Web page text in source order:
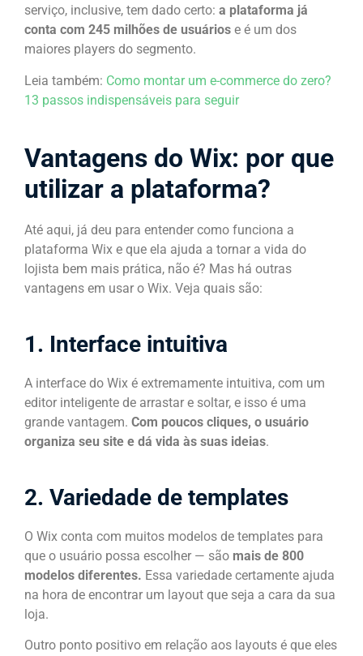
serviço, inclusive, tem dado certo: a plataforma já
conta com 245 milhões de usuários e é um dos
maiores players do segmento.
Leia também: Como montar um e-commerce do zero?
13 passos indispensáveis para seguir
Vantagens do Wix: por que
utilizar a plataforma?
Até aqui, já deu para entender como funciona a
plataforma Wix e que ela ajuda a tornar a vida do
lojista bem mais prática, não é? Mas há outras
vantagens em usar o Wix. Veja quais são:
1. Interface intuitiva
A interface do Wix é extremamente intuitiva, com um
editor inteligente de arrastar e soltar, e isso é uma
grande vantagem. Com poucos cliques, o usuário
organiza seu site e dá vida às suas ideias.
2. Variedade de templates
O Wix conta com muitos modelos de templates para
que o usuário possa escolher — são mais de 800
modelos diferentes. Essa variedade certamente ajuda
na hora de encontrar um layout que seja a cara da sua
loja.
Outro ponto positivo em relação aos layouts é que eles